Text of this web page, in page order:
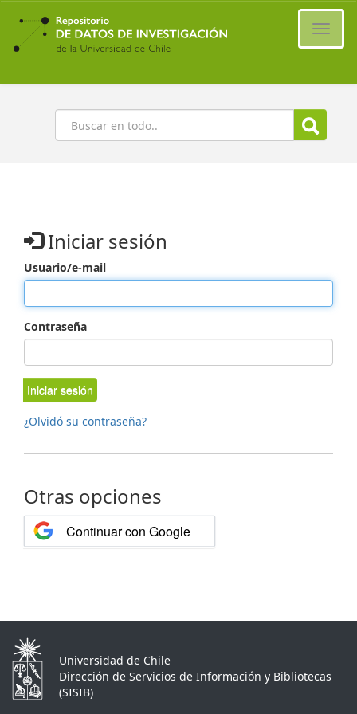
Ir
contenido
principal
Buscar
Iniciar sesión
Usuario/e-mail
Contraseña
Iniciar sesión
¿Olvidó su contraseña?
Otras opciones
Continuar con Google
Universidad de Chile
Dirección de Servicios de Información y Bibliotecas
(SISIB)